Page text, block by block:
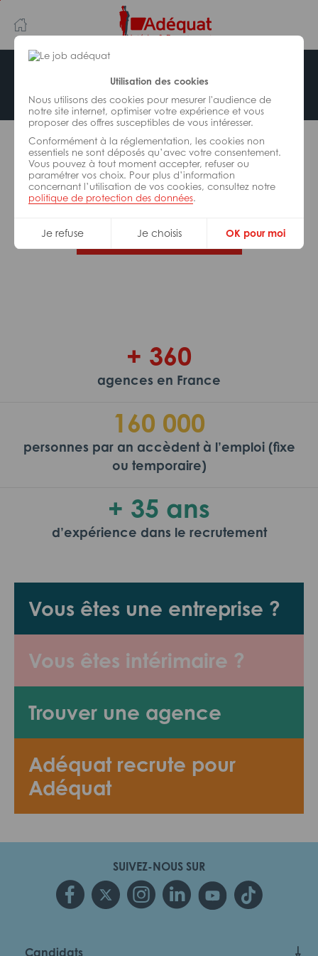
Utilisation des cookies
Nous utilisons des cookies pour mesurer l'audience de
notre site internet, optimiser votre expérience et vous
proposer des offres susceptibles de vous intéresser.
Conformément à la réglementation, les cookies non
essentiels ne sont déposés qu’avec votre consentement.
Vous pouvez à tout moment accepter, refuser ou
paramétrer vos choix. Pour plus d’information
concernant l’utilisation de vos cookies, consultez notre
politique de protection des données.
Je refuse Je choisis OK pour moi
au
contenu
principal
navigation
Offre indisponible
L’offre d’emploi que vous tentez de consulter n’est
plus disponible.
De nombreuses autres missions peuvent vous
correspondre, consultez toutes nos offres.
Trouvez votre job Adéquat !
Vous êtes une entreprise ?
Vous êtes intérimaire ?
Trouver une agence
Adéquat recrute pour
Adéquat
+ 360
agences en France
160 000
personnes par an accèdent à l’emploi (fixe
ou temporaire)
+ 35 ans
d’expérience dans le recrutement
SUIVEZ-NOUS SUR
Candidats